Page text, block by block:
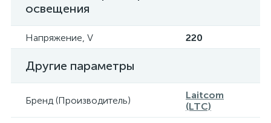
освещения
Напряжение, V 220
Другие параметры
Бренд (Производитель)
Laitcom
(LTC)